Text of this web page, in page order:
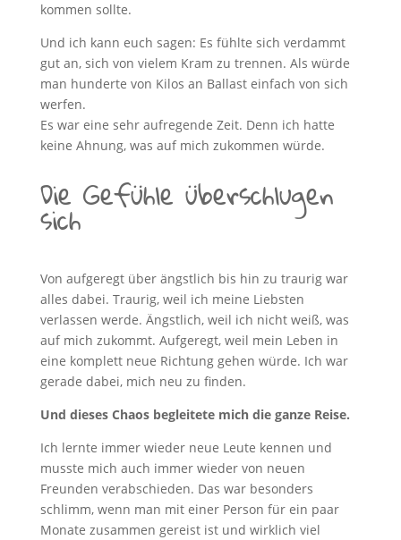
kommen sollte.
Und ich kann euch sagen: Es fühlte sich verdammt
gut an, sich von vielem Kram zu trennen. Als würde
man hunderte von Kilos an Ballast einfach von sich
werfen.
Es war eine sehr aufregende Zeit. Denn ich hatte
keine Ahnung, was auf mich zukommen würde.
Die Gefühle überschlugen
sich
Von aufgeregt über ängstlich bis hin zu traurig war
alles dabei. Traurig, weil ich meine Liebsten
verlassen werde. Ängstlich, weil ich nicht weiß, was
auf mich zukommt. Aufgeregt, weil mein Leben in
eine komplett neue Richtung gehen würde. Ich war
gerade dabei, mich neu zu finden.
Und dieses Chaos begleitete mich die ganze Reise.
Ich lernte immer wieder neue Leute kennen und
musste mich auch immer wieder von neuen
Freunden verabschieden. Das war besonders
schlimm, wenn man mit einer Person für ein paar
Monate zusammen gereist ist und wirklich viel